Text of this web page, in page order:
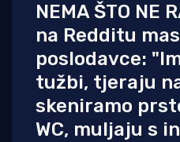
NEMA ŠTO NE
na Redditu
poslodavce:
tužbi, tjeraju
skeniramo
WC, muljaju s